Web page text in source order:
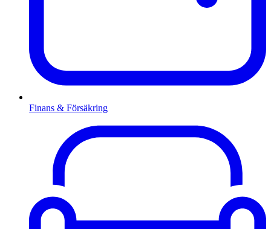
Finans & Försäkring